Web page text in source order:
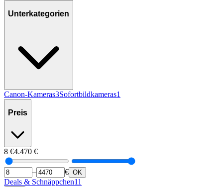
Unterkategorien
Canon-Kameras3Sofortbildkameras1
Preis
8 €4.470 €
– € OK
Deals & Schnäppchen11